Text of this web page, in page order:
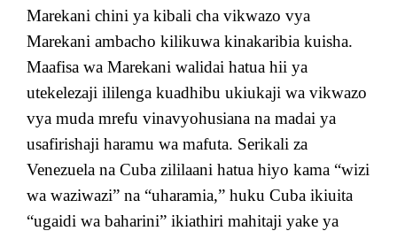
Marekani chini ya kibali cha vikwazo vya
Marekani ambacho kilikuwa kinakaribia kuisha.
Maafisa wa Marekani walidai hatua hii ya
utekelezaji ililenga kuadhibu ukiukaji wa vikwazo
vya muda mrefu vinavyohusiana na madai ya
usafirishaji haramu wa mafuta. Serikali za
Venezuela na Cuba zililaani hatua hiyo kama “wizi
wa waziwazi” na “uharamia,” huku Cuba ikiuita
“ugaidi wa baharini” ikiathiri mahitaji yake ya